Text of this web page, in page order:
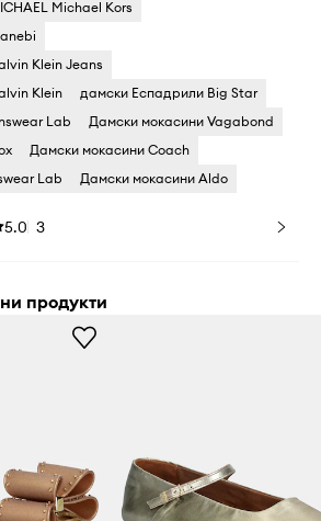
Michael Kors
Klein Jeans
Klein
дамски Еспадрили Big Star
Lab
Дамски мокасини Vagabond
Дамски мокасини Coach
Lab
Дамски мокасини Aldo
5.0 3
продукти